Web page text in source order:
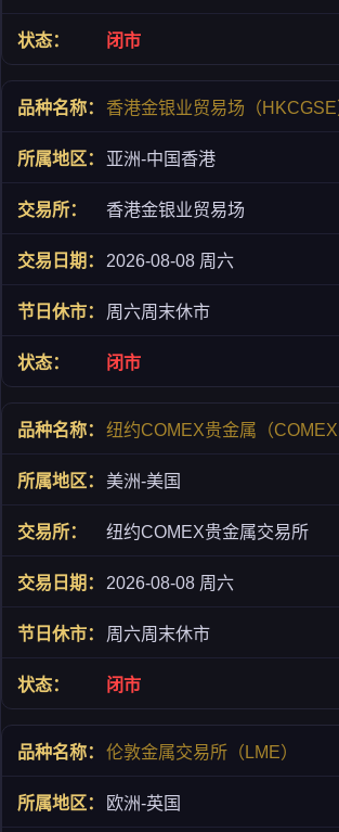
闭市
香港金银业贸易场（HKCGSE
亚洲-中国香港
香港金银业贸易场
2026-08-08 周六
周六周末休市
闭市
纽约COMEX贵金属（
美洲-美国
纽约COMEX贵金属交易所
2026-08-08 周六
周六周末休市
闭市
伦敦金属交易所（LME）
欧洲-英国